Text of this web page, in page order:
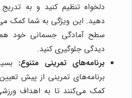
دلخواه تنظیم کنید و به
دهید. این ویژگی به شما کمک
سطح آمادگی جسمانی خود
دیدگی جلوگیری کنید.
برنامه‌های تمرینی متنوع:
برنامه‌های تمرینی از پیش
کمک می‌کنند تا به اهداف